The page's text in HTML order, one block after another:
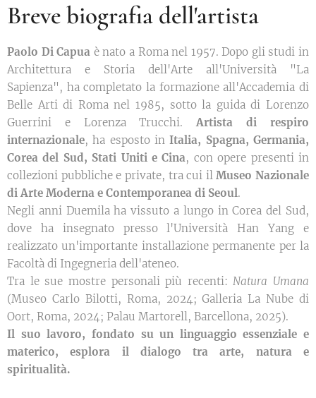
Breve biografia dell'artista
Paolo Di Capua è nato a Roma nel 1957. Dopo gli studi in
Architettura e Storia dell'Arte all'Università "La
Sapienza", ha completato la formazione all'Accademia di
Belle Arti di Roma nel 1985, sotto la guida di Lorenzo
Guerrini e Lorenza Trucchi.Artista di respiro
internazionale, ha esposto inItalia, Spagna, Germania,
Corea del Sud, Stati Uniti e Cina, con opere presenti in
collezioni pubbliche e private, tra cui ilMuseo Nazionale
di Arte Moderna e Contemporanea di Seoul.
Negli anni Duemila ha vissuto a lungo in Corea del Sud,
dove ha insegnato presso l'Università Han Yang e
realizzato un'importante installazione permanente per la
Facoltà di Ingegneria dell'ateneo.
Tra le sue mostre personali più recenti:Natura Umana
(Museo Carlo Bilotti, Roma, 2024; Galleria La Nube di
Oort, Roma, 2024; Palau Martorell, Barcellona, 2025).
Il suo lavoro, fondato su un linguaggio essenziale e
materico, esplora il dialogo tra arte, natura e
spiritualità.